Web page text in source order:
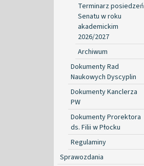
Terminarz posiedzeń
Senatu w roku
akademickim
2026/2027
Archiwum
Dokumenty Rad
Naukowych Dyscyplin
Dokumenty Kanclerza
PW
Dokumenty Prorektora
ds. Filii w Płocku
Regulaminy
Sprawozdania